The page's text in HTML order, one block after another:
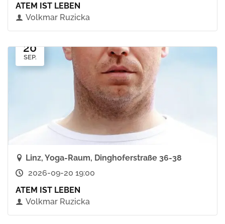
ATEM IST LEBEN
Volkmar Ruzicka
20
SEP.
Linz, Yoga-Raum, Dinghoferstraße 36-38
2026-09-20 19:00
ATEM IST LEBEN
Volkmar Ruzicka